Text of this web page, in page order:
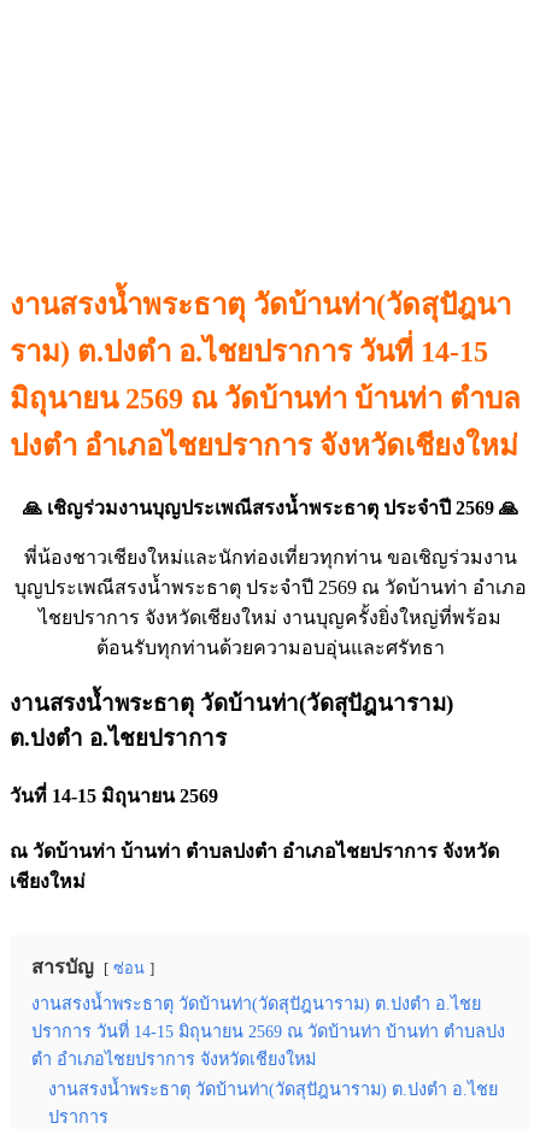
งานสรงน้ำพระธาตุ วัดบ้านท่า(วัดสุปัฎนา
ราม) ต.ปงตำ อ.ไชยปราการ วันที่ 14-15
มิถุนายน 2569 ณ วัดบ้านท่า บ้านท่า ตำบล
ปงตำ อำเภอไชยปราการ จังหวัดเชียงใหม่
🙏 เชิญร่วมงานบุญประเพณีสรงน้ำพระธาตุ ประจำปี 2569 🙏
พี่น้องชาวเชียงใหม่และนักท่องเที่ยวทุกท่าน ขอเชิญร่วมงาน
บุญประเพณีสรงน้ำพระธาตุ ประจำปี 2569 ณ วัดบ้านท่า อำเภอ
ไชยปราการ จังหวัดเชียงใหม่ งานบุญครั้งยิ่งใหญ่ที่พร้อม
ต้อนรับทุกท่านด้วยความอบอุ่นและศรัทธา
งานสรงน้ำพระธาตุ วัดบ้านท่า(วัดสุปัฎนาราม)
ต.ปงตำ อ.ไชยปราการ
วันที่ 14-15 มิถุนายน 2569
ณ วัดบ้านท่า บ้านท่า ตำบลปงตำ อำเภอไชยปราการ จังหวัด
เชียงใหม่
สารบัญ ซ่อน
งานสรงน้ำพระธาตุ วัดบ้านท่า(วัดสุปัฎนาราม) ต.ปงตำ อ.ไชย
ปราการ วันที่ 14-15 มิถุนายน 2569 ณ วัดบ้านท่า บ้านท่า ตำบลปง
ตำ อำเภอไชยปราการ จังหวัดเชียงใหม่
งานสรงน้ำพระธาตุ วัดบ้านท่า(วัดสุปัฎนาราม) ต.ปงตำ อ.ไชย
ปราการ